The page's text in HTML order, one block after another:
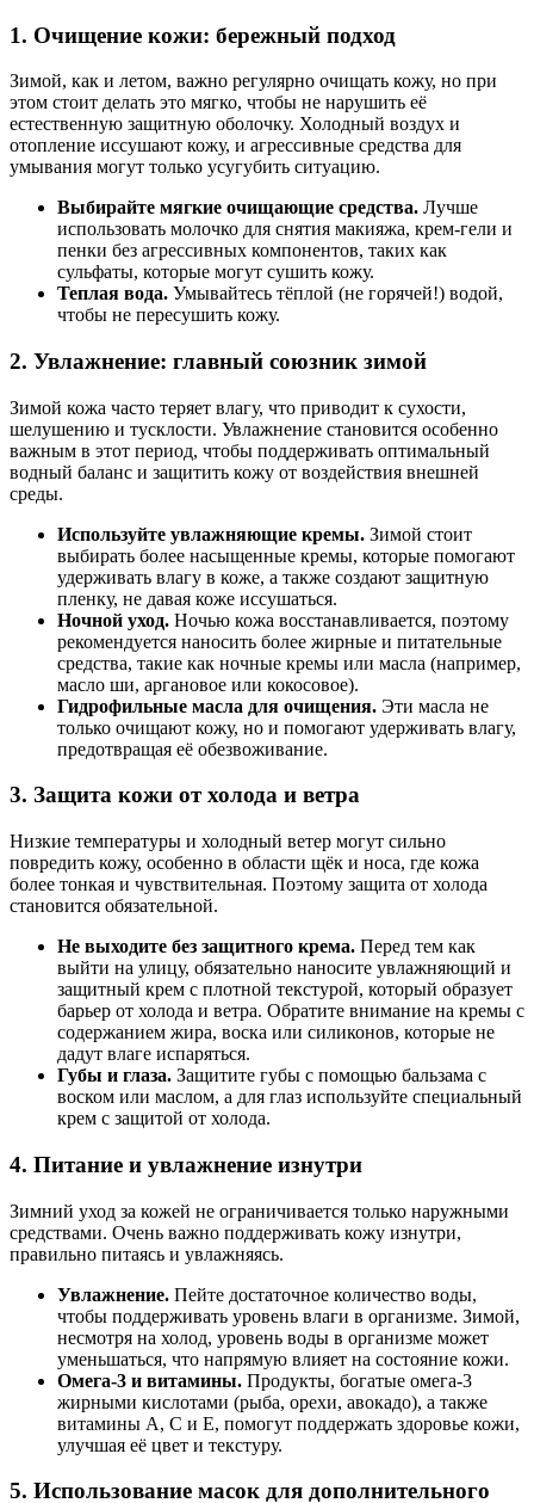
1. Очищение кожи: бережный подход
Зимой, как и летом, важно регулярно очищать кожу, но при
этом стоит делать это мягко, чтобы не нарушить её
естественную защитную оболочку. Холодный воздух и
отопление иссушают кожу, и агрессивные средства для
умывания могут только усугубить ситуацию.
Выбирайте мягкие очищающие средства. Лучше
использовать молочко для снятия макияжа, крем-гели и
пенки без агрессивных компонентов, таких как
сульфаты, которые могут сушить кожу.
Теплая вода. Умывайтесь тёплой (не горячей!) водой,
чтобы не пересушить кожу.
2. Увлажнение: главный союзник зимой
Зимой кожа часто теряет влагу, что приводит к сухости,
шелушению и тусклости. Увлажнение становится особенно
важным в этот период, чтобы поддерживать оптимальный
водный баланс и защитить кожу от воздействия внешней
среды.
Используйте увлажняющие кремы. Зимой стоит
выбирать более насыщенные кремы, которые помогают
удерживать влагу в коже, а также создают защитную
пленку, не давая коже иссушаться.
Ночной уход. Ночью кожа восстанавливается, поэтому
рекомендуется наносить более жирные и питательные
средства, такие как ночные кремы или масла (например,
масло ши, аргановое или кокосовое).
Гидрофильные масла для очищения. Эти масла не
только очищают кожу, но и помогают удерживать влагу,
предотвращая её обезвоживание.
3. Защита кожи от холода и ветра
Низкие температуры и холодный ветер могут сильно
повредить кожу, особенно в области щёк и носа, где кожа
более тонкая и чувствительная. Поэтому защита от холода
становится обязательной.
Не выходите без защитного крема. Перед тем как
выйти на улицу, обязательно наносите увлажняющий и
защитный крем с плотной текстурой, который образует
барьер от холода и ветра. Обратите внимание на кремы с
содержанием жира, воска или силиконов, которые не
дадут влаге испаряться.
Губы и глаза. Защитите губы с помощью бальзама с
воском или маслом, а для глаз используйте специальный
крем с защитой от холода.
4. Питание и увлажнение изнутри
Зимний уход за кожей не ограничивается только наружными
средствами. Очень важно поддерживать кожу изнутри,
правильно питаясь и увлажняясь.
Увлажнение. Пейте достаточное количество воды,
чтобы поддерживать уровень влаги в организме. Зимой,
несмотря на холод, уровень воды в организме может
уменьшаться, что напрямую влияет на состояние кожи.
Омега-3 и витамины. Продукты, богатые омега-3
жирными кислотами (рыба, орехи, авокадо), а также
витамины A, C и E, помогут поддержать здоровье кожи,
улучшая её цвет и текстуру.
5. Использование масок для дополнительного